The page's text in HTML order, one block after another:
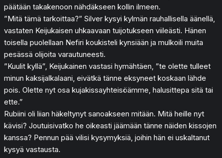
päätään takakenoon nähdäkseen kollin ilmeen.
”Mitä tämä tarkoittaa?” Silver kysyi kylmän rauhallisella äänellä,
vastaten Keijukaisen uhkaavaan tuijotukseen viileästi. Hänen
toisella puolellaan Nefiri koukisteli kynsiään ja mulkoili muita
pesässä olijoita varautuneesti.
”Kuulit kyllä”, Keijukainen vastasi hymähtäen, ”te olette tulleet
minun kaksijalkalaani, eivätkä tänne eksyneet koskaan lähde
pois. Olette nyt osa kujakissayhteisöämme, halusittepa sitä tai
ette.”
Rubiini oli liian häkeltynyt sanoakseen mitään. Mitä heille nyt
kävisi? Joutuisivatko he oikeasti jäämään tänne näiden kissojen
kanssa? Pennun pää vilisi kysymyksiä, joihin hän ei uskaltanut
kysyä vastausta.